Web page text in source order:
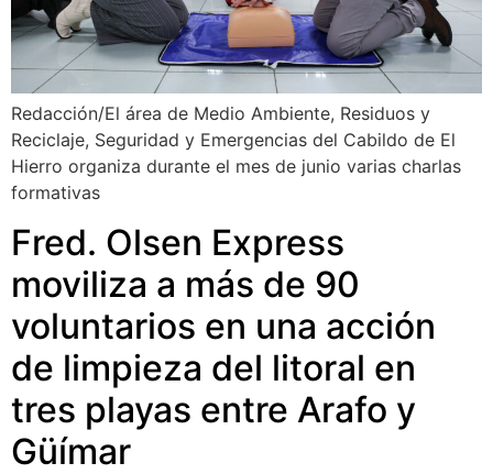
Redacción/El área de Medio Ambiente, Residuos y
Reciclaje, Seguridad y Emergencias del Cabildo de El
Hierro organiza durante el mes de junio varias charlas
formativas
Fred. Olsen Express
moviliza a más de 90
voluntarios en una acción
de limpieza del litoral en
tres playas entre Arafo y
Güímar